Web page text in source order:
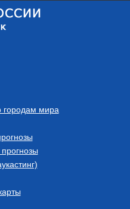
городам мира